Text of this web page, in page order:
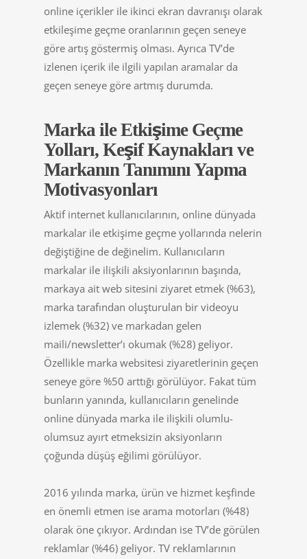
online içerikler ile ikinci ekran davranışı olarak
etkileşime geçme oranlarının geçen seneye
göre artış göstermiş olması. Ayrıca TV’de
izlenen içerik ile ilgili yapılan aramalar da
geçen seneye göre artmış durumda.
Marka ile Etkişime Geçme
Yolları, Keşif Kaynakları ve
Markanın Tanımını Yapma
Motivasyonları
Aktif internet kullanıcılarının, online dünyada
markalar ile etkişime geçme yollarında nelerin
değiştiğine de değinelim. Kullanıcıların
markalar ile ilişkili aksiyonlarının başında,
markaya ait web sitesini ziyaret etmek (%63),
marka tarafından oluşturulan bir videoyu
izlemek (%32) ve markadan gelen
maili/newsletter’ı okumak (%28) geliyor.
Özellikle marka websitesi ziyaretlerinin geçen
seneye göre %50 arttığı görülüyor. Fakat tüm
bunların yanında, kullanıcıların genelinde
online dünyada marka ile ilişkili olumlu-
olumsuz ayırt etmeksizin aksiyonların
çoğunda düşüş eğilimi görülüyor.
2016 yılında marka, ürün ve hizmet keşfinde
en önemli etmen ise arama motorları (%48)
olarak öne çıkıyor. Ardından ise TV’de görülen
reklamlar (%46) geliyor. TV reklamlarının